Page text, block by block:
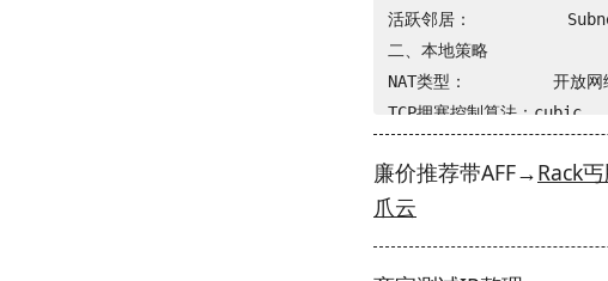
---------------------内存
-> 内存测试 Test (Fast
单线程读测试:
单线程写测试:
-> 磁盘IO测试中 (4K
测试操作
活跃邻居：
二、本地策略
NAT类型：         开放网
TCP拥塞控制算法：cubic
三、接入信息（*=Tier1
互联网交换点接入数：0
廉价推荐带AFF→Rack
爪云